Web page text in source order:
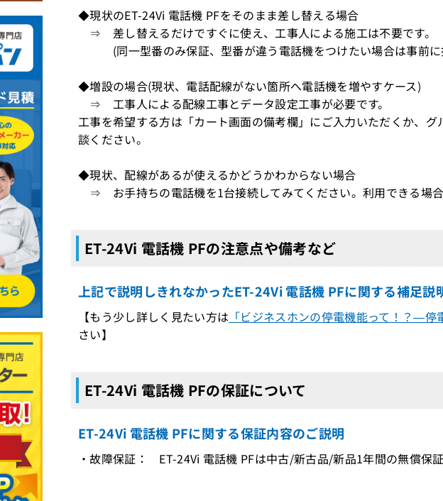
◆現状のET-24Vi 電話機 PFをそのまま差し替える場合
⇒ 差し替えるだけですぐに使え、工事人による施工は不要です。
(同一型番のみ保証、型番が違う電話機をつけたい場合は事前に
◆増設の場合(現状、電話配線がない箇所へ電話機を増やすケース)
⇒ 工事人による配線工事とデータ設定工事が必要です。
工事を希望する方は「カート画面の備考欄」にご入力いただくか、グ
談ください。
◆現状、配線があるが使えるかどうかわからない場合
⇒ お手持ちの電話機を1台接続してみてください。利用できる場合
ET-24Vi 電話機 PFの注意点や備考など
上記で説明しきれなかったET-24Vi 電話機 PFに関する補足説
【もう少し詳しく見たい方は 「ビジネスホンの停電機能って！？―停
さい】
ET-24Vi 電話機 PFの保証について
ET-24Vi 電話機 PFに関する保証内容のご説明
・故障保証： ET-24Vi 電話機 PFは中古/新古品/新品1年間の無償保